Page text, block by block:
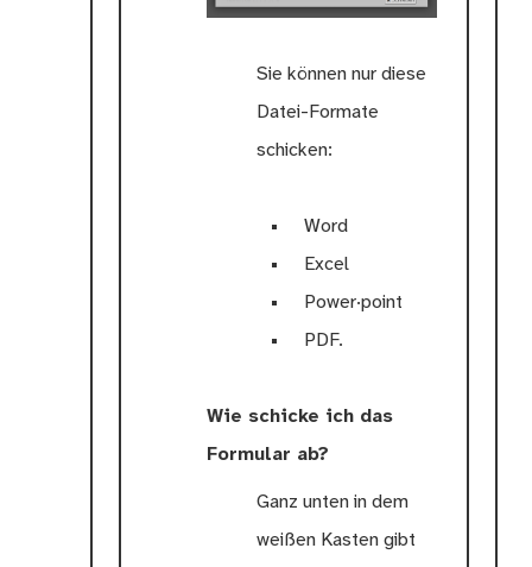
Sie können nur diese
Datei-Formate
schicken:
Word
Excel
Power·point
PDF.
Wie schicke ich das
Formular ab?
Ganz unten in dem
weißen Kasten gibt